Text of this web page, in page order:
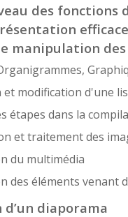
des fonctions
manipulation
modification d'une
étapes dans la
et traitement des
du multimédia
des éléments venant
diaporama